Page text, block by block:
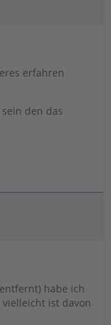
erfahren
den das
habe ich
ist davon